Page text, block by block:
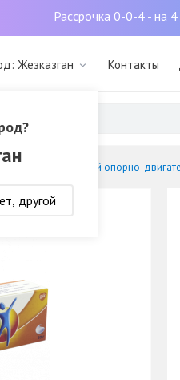
Рассрочка 0-0-4 - на
Жезказган
другой
Контакты
Лечение заболеваний опорно-